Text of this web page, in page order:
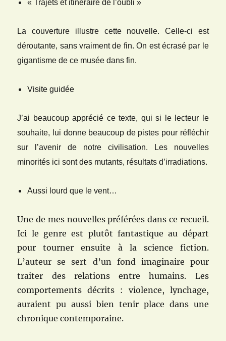
« Trajets et itinéraire de l’oubli »
La couverture illustre cette nouvelle. Celle-ci est
déroutante, sans vraiment de fin. On est écrasé par le
gigantisme de ce musée dans fin.
Visite guidée
J’ai beaucoup apprécié ce texte, qui si le lecteur le
souhaite, lui donne beaucoup de pistes pour réfléchir
sur l’avenir de notre civilisation. Les nouvelles
minorités ici sont des mutants, résultats d’irradiations.
Aussi lourd que le vent…
Une de mes nouvelles préférées dans ce recueil.
Ici le genre est plutôt fantastique au départ
pour tourner ensuite à la science fiction.
L’auteur se sert d’un fond imaginaire pour
traiter des relations entre humains. Les
comportements décrits : violence, lynchage,
auraient pu aussi bien tenir place dans une
chronique contemporaine.